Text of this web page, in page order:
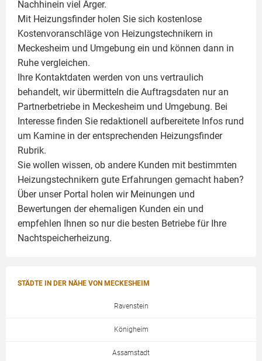
Nachhinein viel Ärger.
Mit Heizungsfinder holen Sie sich kostenlose
Kostenvoranschläge von Heizungstechnikern in
Meckesheim und Umgebung ein und können dann in
Ruhe vergleichen.
Ihre Kontaktdaten werden von uns vertraulich
behandelt, wir übermitteln die Auftragsdaten nur an
Partnerbetriebe in Meckesheim und Umgebung. Bei
Interesse finden Sie redaktionell aufbereitete Infos rund
um Kamine in der entsprechenden Heizungsfinder
Rubrik.
Sie wollen wissen, ob andere Kunden mit bestimmten
Heizungstechnikern gute Erfahrungen gemacht haben?
Über unser Portal holen wir Meinungen und
Bewertungen der ehemaligen Kunden ein und
empfehlen Ihnen so nur die besten Betriebe für Ihre
Nachtspeicherheizung.
STÄDTE IN DER NÄHE VON MECKESHEIM
Ravenstein
Königheim
Assamstadt